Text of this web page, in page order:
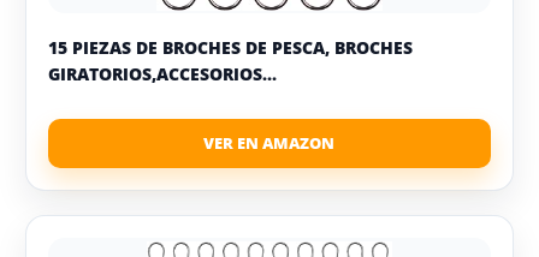
15 PIEZAS DE BROCHES DE PESCA, BROCHES
GIRATORIOS,ACCESORIOS...